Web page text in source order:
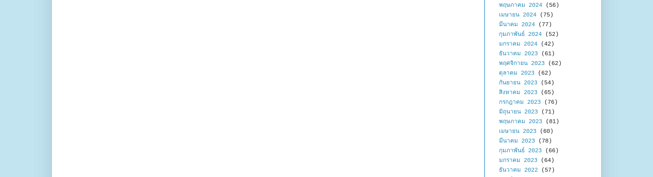
พฤษภาคม 2024 (56)
เมษายน 2024 (75)
มีนาคม 2024 (77)
กุมภาพันธ์ 2024 (52)
มกราคม 2024 (42)
ธันวาคม 2023 (61)
พฤศจิกายน 2023 (62)
ตุลาคม 2023 (62)
กันยายน 2023 (54)
สิงหาคม 2023 (65)
กรกฎาคม 2023 (76)
มิถุนายน 2023 (71)
พฤษภาคม 2023 (81)
เมษายน 2023 (60)
มีนาคม 2023 (78)
กุมภาพันธ์ 2023 (66)
มกราคม 2023 (64)
ธันวาคม 2022 (57)